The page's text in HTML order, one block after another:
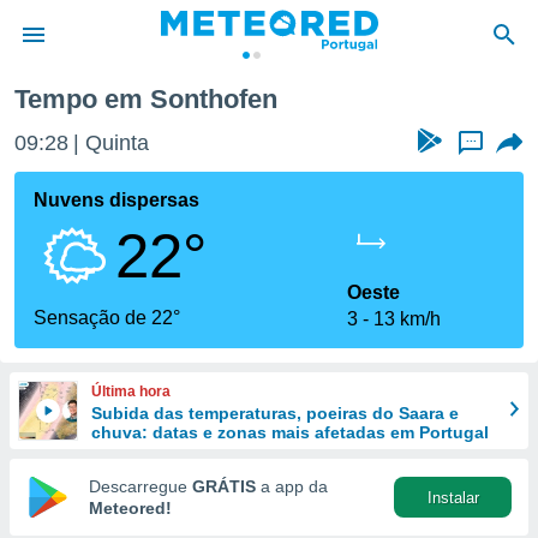
da
foi
fornecidas
a este
das
e
forma
digital
Tempo em Sonthofen
09:28 Quinta ...
Nuvens dispersas
22°
Sensação de 22°
Oeste
3
13 km/h
Última hora
Subida das temperaturas, poeiras do Saara e
chuva: datas e zonas mais afetadas em Portugal
Descarregue GRÁTIS a app da
Meteored!
Instalar